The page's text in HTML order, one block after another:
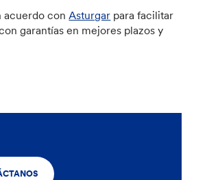
acuerdo conAsturgar para facilitar
garantías en mejores plazos y